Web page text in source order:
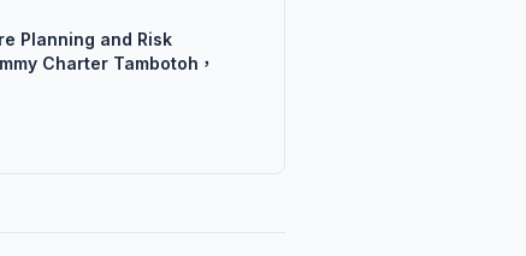
Planning and Risk
Charter Tambotoh，